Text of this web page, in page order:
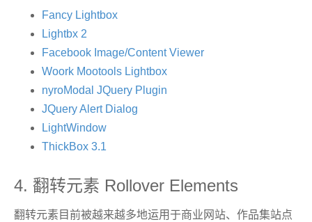
Fancy Lightbox
Lightbx 2
Facebook Image/Content Viewer
Woork Mootools Lightbox
nyroModal JQuery Plugin
JQuery Alert Dialog
LightWindow
ThickBox 3.1
4. 翻转元素 Rollover Elements
翻转元素目前被越来越多地运用于商业网站、作品集站点